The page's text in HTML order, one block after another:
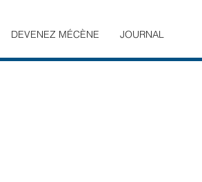
DEVENEZ MÉCÈNE JOURNAL